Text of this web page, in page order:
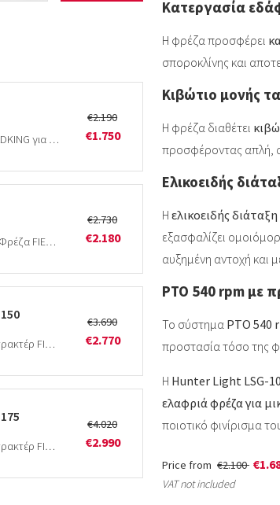
FIELDKING Hunter Light LSG-120Ελαφριά Φρέζα FIELDKING για τρακτέρ, πλάτος εργασίας 1,20mΗ Hunter Light LSG-120 είναι ελαφριά…
€2.190
€1.750
FIELDKING Hunter Medium MSG-140Μεσαίου τύπου Φρέζα FIELDKING για τρακτέρ, πλάτος εργασίας 1,40mΗ Hunter Medium MSG-140 είναι…
€2.730
€2.180
FIELDKING Regular Multi Speed TMG-150Φρέζα για τρακτέρ FIELDKING πολλαπλών ταχυτήτων, πλάτος εργασίας 1,50mΗ FIELDKING Regular Multi…
€3.690
€2.770
FIELDKING Regular Multi Speed TMG-175Φρέζα για τρακτέρ FIELDKING πολλαπλών ταχυτήτων, πλάτος εργασίας 1,75mΗ FIELDKING Regular Multi…
€4.020
€2.990
Κατεργασία
Η φρέζα προσφέρει
σποροκλίνης και
Κιβώτιο μονής
Η φρέζα διαθέτει
προσφέροντας απλή,
Ελικοειδής
Η ελικοειδής
εξασφαλίζει
αυξημένη αντοχή και
PTO 540 rpm με
Το σύστημα PTO 540
προστασία τόσο της
Η Hunter Light LSG-
ελαφριά φρέζα για
ποιοτικό φινίρισμα
Price from €2.100
VAT not included